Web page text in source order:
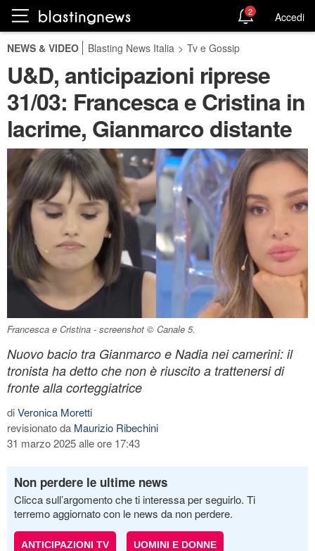
2 Accedi
NEWS & VIDEO Blasting News Italia > Tv e Gossip
U&D, anticipazioni riprese
31/03: Francesca e Cristina in
lacrime, Gianmarco distante
Francesca e Cristina - screenshot © Canale 5.
Nuovo bacio tra Gianmarco e Nadia nei camerini: il
tronista ha detto che non è riuscito a trattenersi di
fronte alla corteggiatrice
diVeronica Moretti
revisionato da Maurizio Ribechini
31 marzo 2025 alle ore 17:43
Non perdere le ultime news
Clicca sull’argomento che ti interessa per seguirlo. Ti
terremo aggiornato con le news da non perdere.
ANTICIPAZIONI TV UOMINI E DONNE